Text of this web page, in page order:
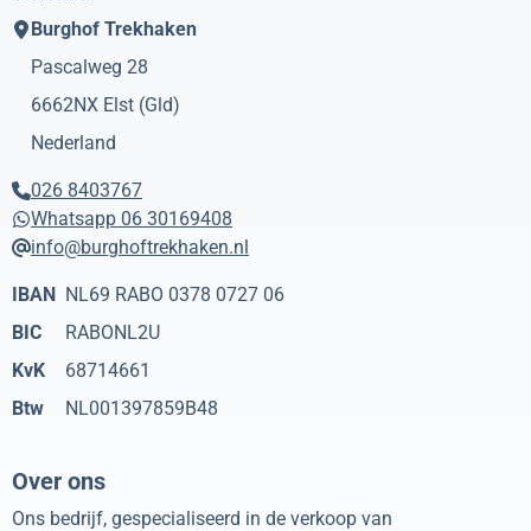
Burghof Trekhaken
Pascalweg 28
6662NX Elst (Gld)
Nederland
026 8403767
Whatsapp 06 30169408
info@burghoftrekhaken.nl
IBAN NL69 RABO 0378 0727 06
BIC
RABONL2U
KvK
68714661
Btw
NL001397859B48
Over ons
Ons bedrijf, gespecialiseerd in de verkoop van